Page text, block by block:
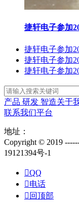
捷轩电子参加
捷轩电子参加
捷轩电子参加
捷轩电子参加
产品 研发 智造关于
联系我们平台
地址：
Copyright © 2019
19121394号-1
QQ
电话
 回顶部